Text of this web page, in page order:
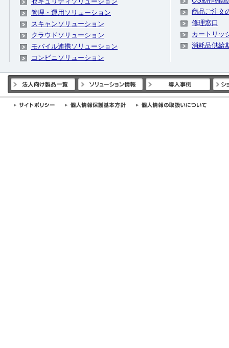
管理・運用ソリューション
スキャンソリューション
クラウドソリューション
モバイル連携ソリューション
コンビニソリューション
商品ご注文
修理窓口
カートリッ
消耗品供給